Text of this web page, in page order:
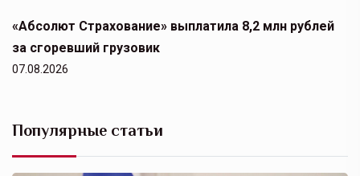
«Абсолют Страхование» выплатила 8,2 млн рублей
за сгоревший грузовик
07.08.2026
Популярные статьи